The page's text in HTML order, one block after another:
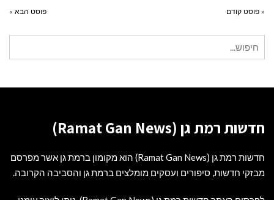
« פוסט קודם פוסט הבא »
עבור:
חדשות רמת גן (Ramat Gan News)
חדשות רמת גן (Ramat Gan News) הוא מקומון ברמת גן אשר מפרסם
מבזקי חדשות, סיפורים ועסקים מומלצים ברמת גן והסביבה הקרובה.